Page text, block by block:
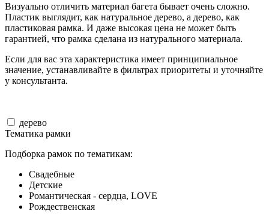
Визуально отличить материал багета бывает очень сложно.
Пластик выглядит, как натуральное дерево, а дерево, как
пластиковая рамка. И даже высокая цена не может быть
гарантией, что рамка сделана из натурального материала.
Если для вас эта характеристика имеет принципиальное
значение, устанавливайте в фильтрах приоритеты и уточняйте
у консультанта.
дерево
Тематика рамки
Подборка рамок по тематикам:
Свадебные
Детские
Романтическая - сердца, LOVE
Рождественская